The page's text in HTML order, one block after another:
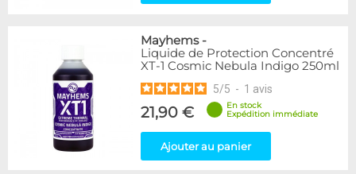
Mayhems-
Liquide de Protection Concentré
XT-1 Cosmic Nebula Indigo 250ml
5/5 - 1 avis
21,90 €
En stock
Expédition immédiate
Ajouter au panier